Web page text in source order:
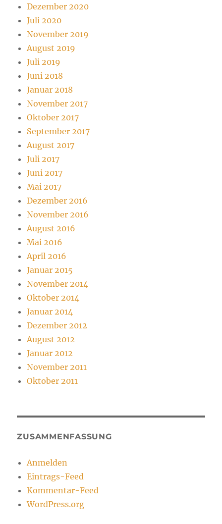
Dezember 2020
Juli 2020
November 2019
August 2019
Juli 2019
Juni 2018
Januar 2018
November 2017
Oktober 2017
September 2017
August 2017
Juli 2017
Juni 2017
Mai 2017
Dezember 2016
November 2016
August 2016
Mai 2016
April 2016
Januar 2015
November 2014
Oktober 2014
Januar 2014
Dezember 2012
August 2012
Januar 2012
November 2011
Oktober 2011
ZUSAMMENFASSUNG
Anmelden
Eintrags-Feed
Kommentar-Feed
WordPress.org